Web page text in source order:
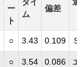
ー
ト
ム
偏差
○ 3.43 0.109 Ｓ
○ 3.54 0.086 エ